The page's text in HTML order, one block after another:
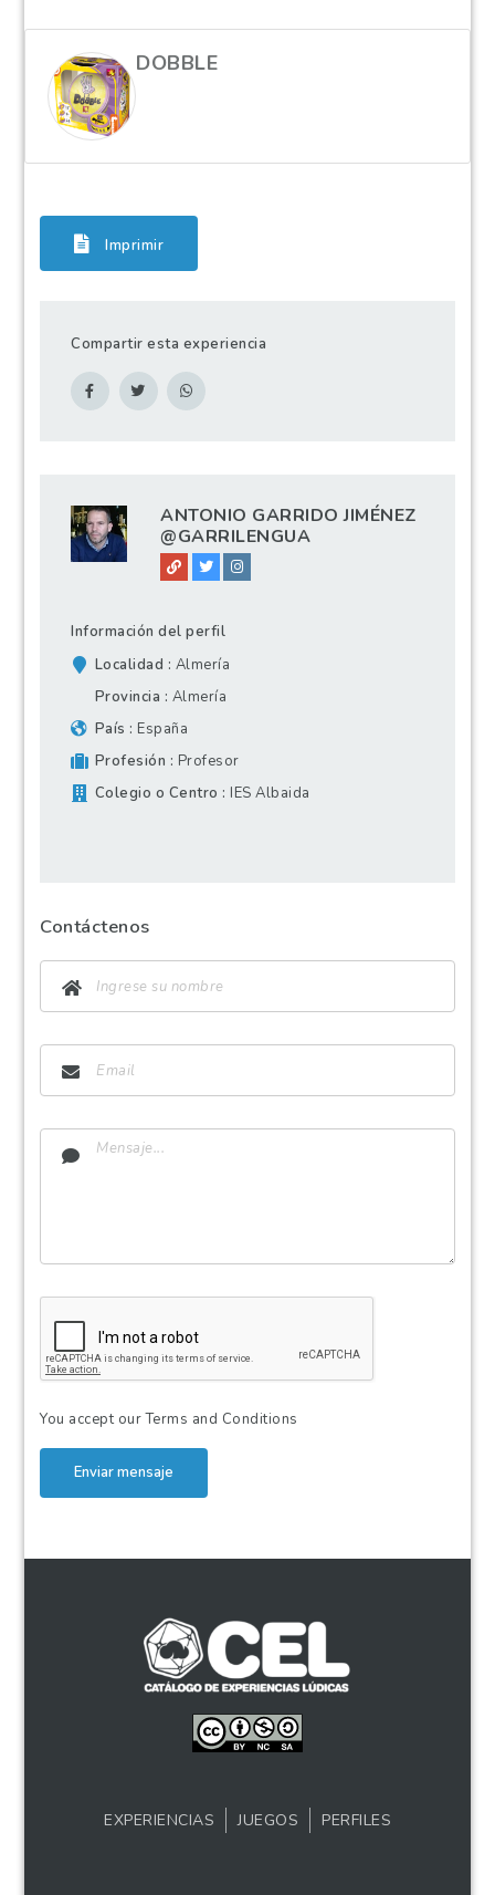
DOBBLE
Imprimir
Compartir esta experiencia
ANTONIO GARRIDO JIMÉNEZ
@GARRILENGUA
Información del perfil
Localidad
Almería
Provincia
Almería
País
España
Profesión
Profesor
Colegio o Centro
IES Albaida
Contáctenos
You accept ourTerms and Conditions
Enviar mensaje
EXPERIENCIAS JUEGOS PERFILES